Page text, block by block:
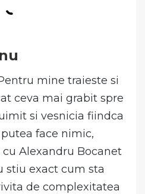
mine traieste si
ceva mai grabit spre
si vesnicia fiindca
face nimic,
Alexandru Bocanet
stiu exact cum sta
de complexitatea